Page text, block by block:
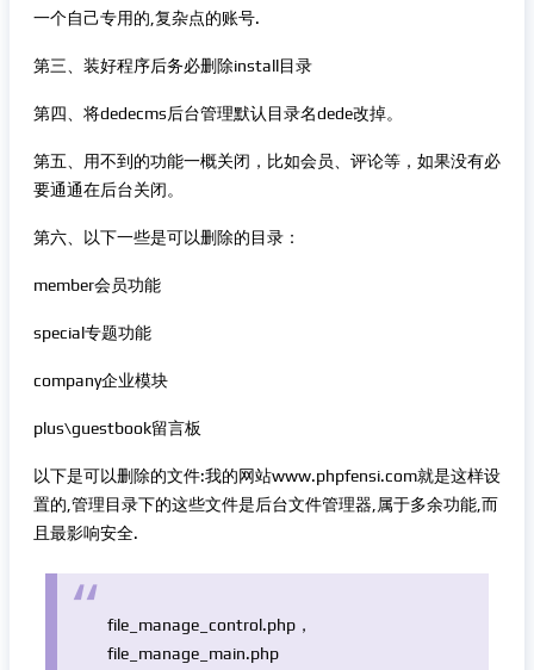
一个自己专用的,复杂点的账号.
第三、装好程序后务必删除install目录
第四、将dedecms后台管理默认目录名dede改掉。
第五、用不到的功能一概关闭，比如会员、评论等，如果没有必
要通通在后台关闭。
第六、以下一些是可以删除的目录：
member会员功能
special专题功能
company企业模块
plus\guestbook留言板
以下是可以删除的文件:我的网站www.phpfensi.com就是这样设
置的,管理目录下的这些文件是后台文件管理器,属于多余功能,而
且最影响安全.
file_manage_control.php，
file_manage_main.php